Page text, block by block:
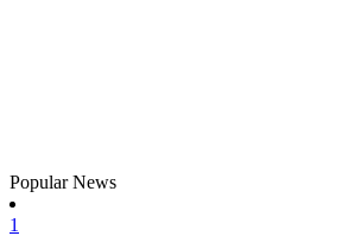
Popular News
1